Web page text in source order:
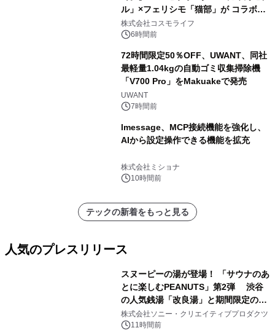
ル」×フェリシモ「猫部」が コラボキ
ャンペーンを実施
株式会社コスモライフ
6時間前
72時間限定50％OFF、UWANT、同社
最軽量1.04kgの自動ゴミ収集掃除機
「V700 Pro」をMakuakeで発売
UWANT
7時間前
lmessage、MCP接続機能を強化し、
AIから設定操作できる機能を拡充
株式会社ミショナ
10時間前
テックの新着をもっと見る
人気のプレスリリース
スヌーピーの湯が登場！ 「サウナのあ
とに楽しむPEANUTS」第2弾 渋谷
の人気銭湯「改良湯」と期間限定のコ
ラボレーション サウナイキタイコラ
ボグッズも発売決定！
株式会社ソニー・クリエイティブプロダクツ
11時間前